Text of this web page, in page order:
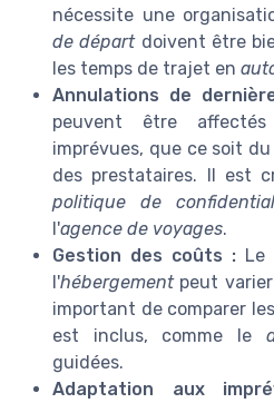
nécessite une
de départdoivent être
les temps de trajet en
Annulations de
peuvent être
imprévues, que ce soit
des prestataires. Il est
politique de
l'agence de voyages.
Gestion des coûts : Le
l'hébergementpeut varier
important de comparer les
est inclus, comme le
guidées.
Adaptation aux